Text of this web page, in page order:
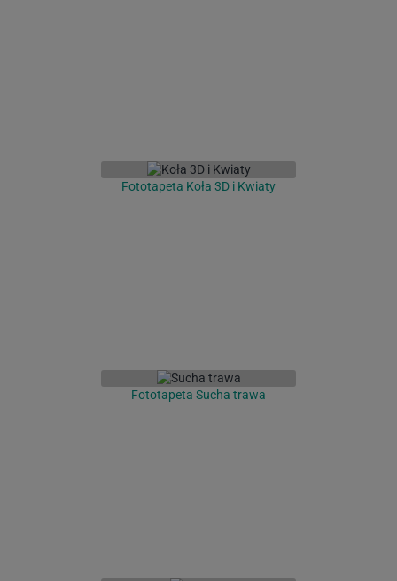
Fototapeta Koła 3D i Kwiaty
Fototapeta Sucha trawa